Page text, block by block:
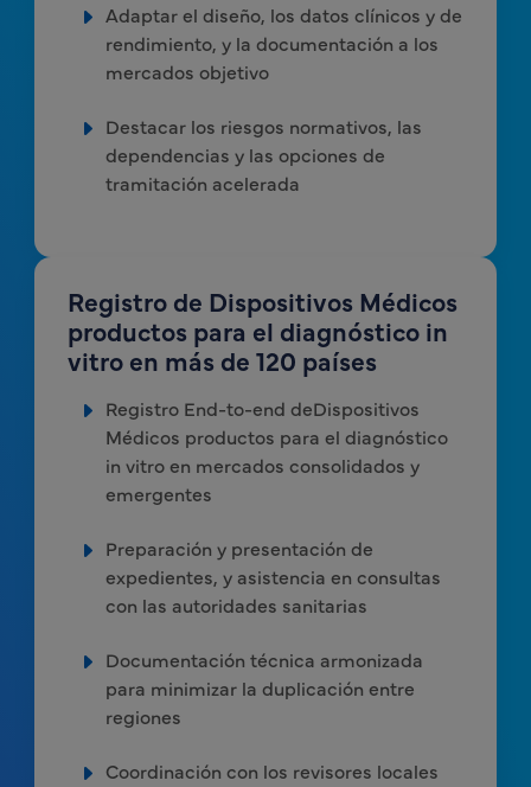
Adaptar el diseño, los datos clínicos y de
rendimiento, y la documentación a los
mercados objetivo
Destacar los riesgos normativos, las
dependencias y las opciones de
tramitación acelerada
Registro de Dispositivos Médicos
productos para el diagnóstico in
vitro en más de 120 países
Registro End-to-end deDispositivos
Médicos productos para el diagnóstico
in vitro en mercados consolidados y
emergentes
Preparación y presentación de
expedientes, y asistencia en consultas
con las autoridades sanitarias
Documentación técnica armonizada
para minimizar la duplicación entre
regiones
Coordinación con los revisores locales